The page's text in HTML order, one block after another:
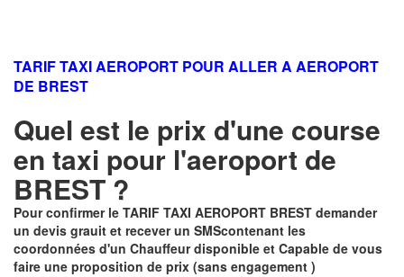
TARIF TAXI AEROPORT POUR ALLER A AEROPORT
DE BREST
Quel est le prix d'une course
en taxi pour l'aeroport de
BREST ?
Pour confirmer le TARIF TAXI AEROPORT BREST demander
un devis grauit et recever un SMScontenant les
coordonnées d'un Chauffeur disponible et Capable de vous
faire une proposition de prix (sans engagement )